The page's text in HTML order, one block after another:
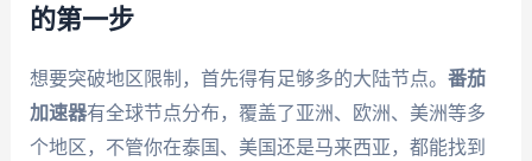
的第一步
想要突破地区限制，首先得有足够多的大陆节点。 番茄
加速器有全球节点分布，覆盖了亚洲、欧洲、美洲等多
个地区，不管你在泰国、美国还是马来西亚，都能找到